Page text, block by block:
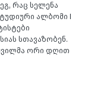
რაც სელენა
ალბომი I
სთავაზობენ.
ორი დღით